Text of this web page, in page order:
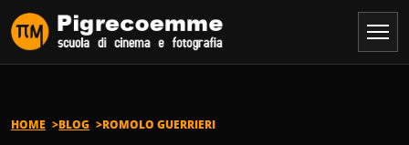
Vai al contenuto
HOME BLOG ROMOLO GUERRIERI